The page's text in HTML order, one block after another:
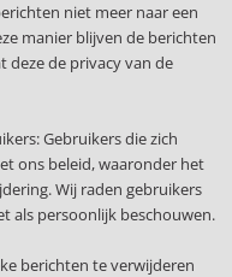
niet meer naar een
manier blijven de berichten
deze de privacy van de
Gebruikers die zich
ons beleid, waaronder het
Wij raden gebruikers
als persoonlijk beschouwen.
berichten te verwijderen